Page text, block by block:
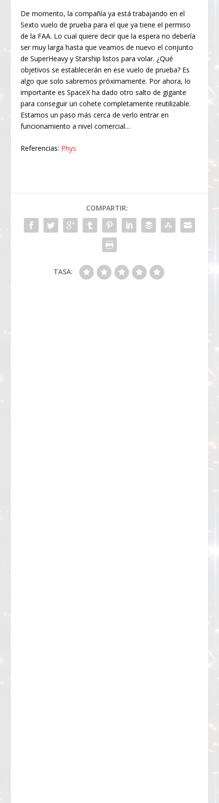
De momento, la compañía ya está trabajando en el
Sexto vuelo de prueba para el que ya tiene el permiso
de la FAA. Lo cual quiere decir que la espera no debería
ser muy larga hasta que veamos de nuevo el conjunto
de SuperHeavy y Starship listos para volar. ¿Qué
objetivos se establecerán en ese vuelo de prueba? Es
algo que solo sabremos próximamente. Por ahora, lo
importante es SpaceX ha dado otro salto de gigante
para conseguir un cohete completamente reutilizable.
Estamos un paso más cerca de verlo entrar en
funcionamiento a nivel comercial…
Referencias: Phys
COMPARTIR:
TASA: